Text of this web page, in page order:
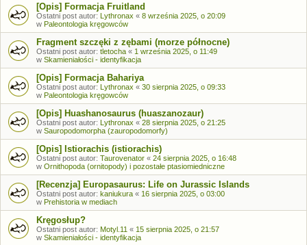
[Opis] Formacja Fruitland
Ostatni post autor: Lythronax « 8 września 2025, o 20:09
w Paleontologia kręgowców
Fragment szczęki z zębami (morze północne)
Ostatni post autor: tletocha « 1 września 2025, o 11:49
w Skamieniałości - identyfikacja
[Opis] Formacja Bahariya
Ostatni post autor: Lythronax « 30 sierpnia 2025, o 09:33
w Paleontologia kręgowców
[Opis] Huashanosaurus (huaszanozaur)
Ostatni post autor: Lythronax « 28 sierpnia 2025, o 21:25
w Sauropodomorpha (zauropodomorfy)
[Opis] Istiorachis (istiorachis)
Ostatni post autor: Taurovenator « 24 sierpnia 2025, o 16:48
w Ornithopoda (ornitopody) i pozostałe ptasiomiedniczne
[Recenzja] Europasaurus: Life on Jurassic Islands
Ostatni post autor: kaniukura « 16 sierpnia 2025, o 03:00
w Prehistoria w mediach
Kręgosłup?
Ostatni post autor: Motyl.11 « 15 sierpnia 2025, o 21:57
w Skamieniałości - identyfikacja